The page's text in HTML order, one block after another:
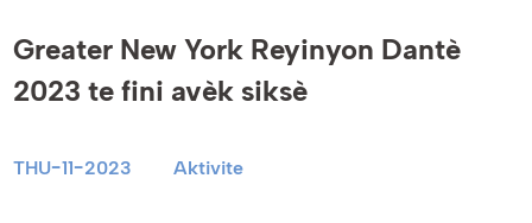
Greater New York Reyinyon Dantè
2023 te fini avèk siksè
THU-11-2023 Aktivite